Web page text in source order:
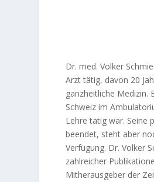
Dr. med. Volker
Arzt tätig, davon 20
ganzheitliche Medizin.
Schweiz im
Lehre tätig war. Seine
beendet, steht aber
Verfügung. Dr. Volker
zahlreicher
Mitherausgeber der